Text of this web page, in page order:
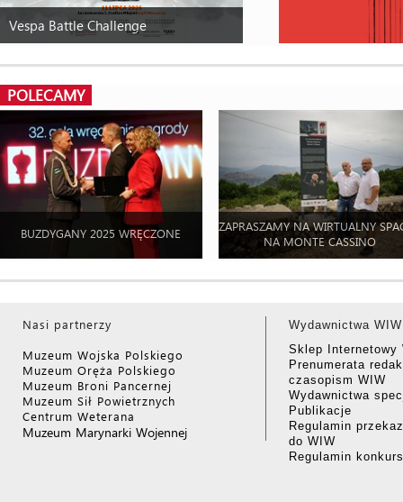
Vespa Battle Challenge
POLECAMY
BUZDYGANY 2025 WRĘCZONE
ZAPRASZAMY NA WIRTUALNY
NA MONTE CASSINO
Nasi partnerzy
Muzeum Wojska Polskiego
Muzeum Oręża Polskiego
Muzeum Broni Pancernej
Muzeum Sił Powietrznych
Centrum Weterana
Muzeum Marynarki Wojennej
Wydawnictwa WIW
Sklep Internetowy
Prenumerata
czasopism WIW
Wydawnictwa
Publikacje
Regulamin
do WIW
Regulamin